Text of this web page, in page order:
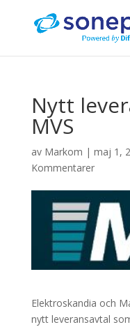
Nytt
MVS
av Markom | maj 1,
Kommentarer
Elektroskandia och
nytt leveransavtal